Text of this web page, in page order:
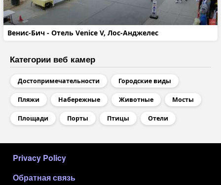
Венис-Бич - Отель Venice V, Лос-Анджелес
Категории веб камер
Достопримечательности Городские виды
Пляжи Набережные Животные Мосты
Площади Порты Птицы Отели
Privacy Policy
Обратная связь